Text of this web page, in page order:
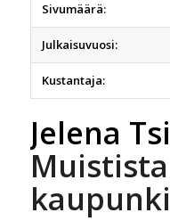
Sivumäärä:
Julkaisuvuosi:
Kustantaja:
Jelena
kaupunki